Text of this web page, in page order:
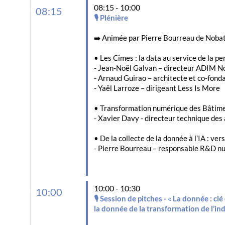
08:15 08:15 - 10:00
🎙️ Plénière
➡️ Animée par Pierre Bourreau de
• Les Cimes : la data au service de la
- Jean-Noël Galvan – directeur ADIM
- Arnaud Guirao – architecte et co-
- Yaël Larroze – dirigeant Less Is More
• Transformation numérique des
- Xavier Davy - directeur technique
• De la collecte de la donnée à l’IA :
- Pierre Bourreau – responsable R&D
10:00 10:00 - 10:30
🎙️ Session de pitches - « La donnée :
la donnée de la transformation de